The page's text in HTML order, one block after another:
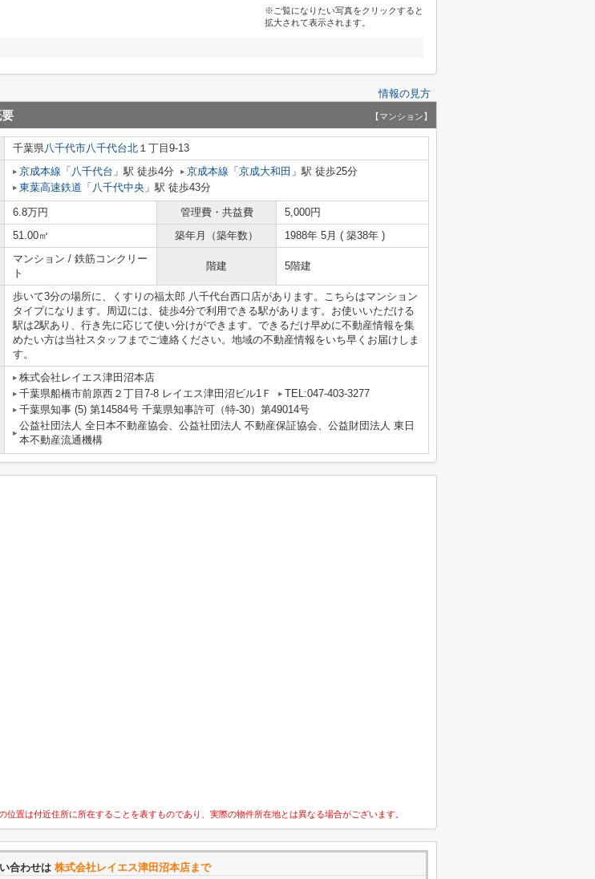
※ご覧になりたい写真をクリックすると
拡大されて表示されます。
情報の見方
【マンション】
千葉県八千代市八千代台北 １丁目9-13
京成本線 「 八千代台 」駅 徒歩4分 京成本線 「 京成大和田 」駅 徒歩25分
東葉高速鉄道 「 八千代中央 」駅 徒歩43分
6.8万円 管理費・共益費
5,000円
51.00㎡ 築年月（築年数） 1988年 5月 ( 築38年 )
マンション / 鉄筋コンクリー
ト
階建 5階建
歩いて3分の場所に、くすりの福太郎 八千代台西口店があります。こちらはマンション
タイプになります。周辺には、徒歩4分で利用できる駅があります。お使いいただける
駅は2駅あり、行き先に応じて使い分けができます。できるだけ早めに不動産情報を集
めたい方は当社スタッフまでご連絡ください。地域の不動産情報をいち早くお届けしま
す。
株式会社レイエス津田沼本店
千葉県船橋市前原西２丁目7-8 レイエス津田沼ビル1Ｆ
TEL:047-403-3277
千葉県知事 (5) 第14584号 千葉県知事許可（特-30）第49014号
公益社団法人 全日本不動産協会、公益社団法人 不動産保証協会、公益財団法人 東日
本不動産流通機構
置は付近住所に所在することを表すものであり、実際の物件所在地とは異なる場合がございます。
合わせは 株式会社レイエス津田沼本店まで